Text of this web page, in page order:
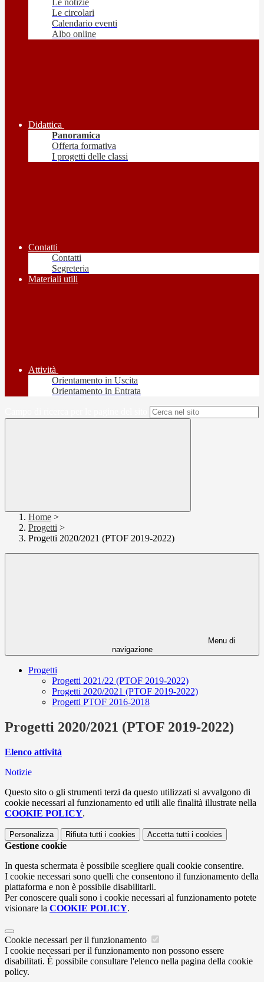
Le notizie
Le circolari
Calendario eventi
Albo online
Didattica
Panoramica
Offerta formativa
I progetti delle classi
Contatti
Contatti
Segreteria
Materiali utili
Attività
Orientamento in Uscita
Orientamento in Entrata
Home >
Progetti >
Progetti 2020/2021 (PTOF 2019-2022)
Menu di
navigazione
Progetti
Progetti 2021/22 (PTOF 2019-2022)
Progetti 2020/2021 (PTOF 2019-2022)
Progetti PTOF 2016-2018
Progetti 2020/2021 (PTOF 2019-2022)
Elenco attività
Notizie
Questo sito o gli strumenti terzi da questo utilizzati si avvalgono di
cookie necessari al funzionamento ed utili alle finalità illustrate nella
COOKIE POLICY.
Personalizza Rifiuta tutti i cookies Accetta tutti i cookies
Gestione cookie
In questa schermata è possibile scegliere quali cookie consentire.
I cookie necessari sono quelli che consentono il funzionamento della
piattaforma e non è possibile disabilitarli.
Per conoscere quali sono i cookie necessari al funzionamento potete
visionare la COOKIE POLICY.
Cookie necessari per il funzionamento
I cookie necessari per il funzionamento non possono essere
disabilitati. È possibile consultare l'elenco nella pagina della cookie
policy.